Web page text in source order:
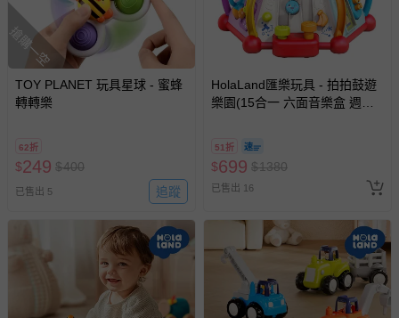
搶購一空
TOY PLANET 玩具星球 - 蜜蜂
轉轉樂
62折
$249 $400
已售出 5 追蹤
HolaLand匯樂玩具 - 拍拍鼓遊
樂園(15合一 六面音樂盒 週歲
51折
$699 $1380
已售出 16